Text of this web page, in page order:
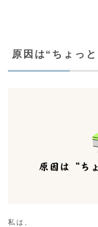
原因は“ちょっ
私は、